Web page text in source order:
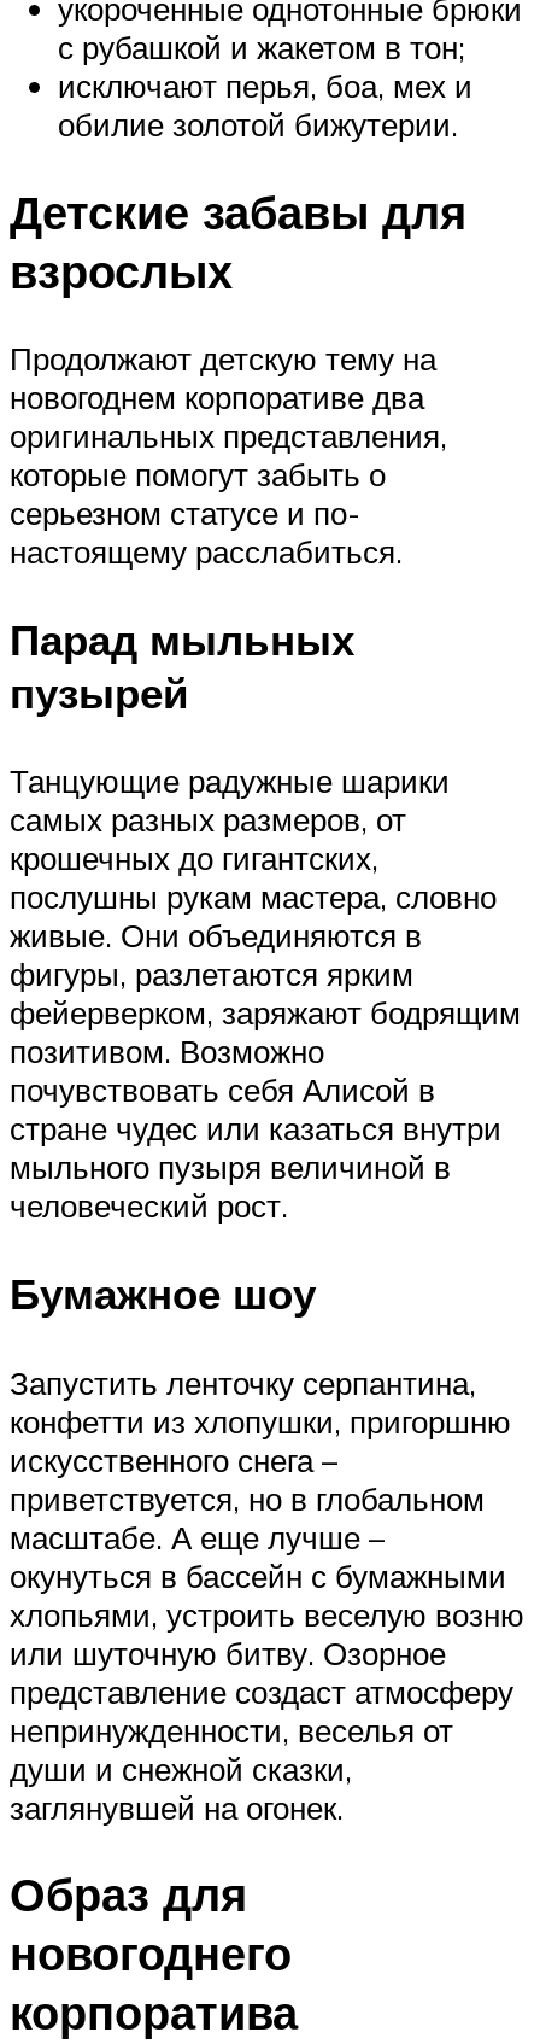
укороченные однотонные брюки
с рубашкой и жакетом в тон;
исключают перья, боа, мех и
обилие золотой бижутерии.
Детские забавы для
взрослых
Продолжают детскую тему на
новогоднем корпоративе два
оригинальных представления,
которые помогут забыть о
серьезном статусе и по-
настоящему расслабиться.
Парад мыльных
пузырей
Танцующие радужные шарики
самых разных размеров, от
крошечных до гигантских,
послушны рукам мастера, словно
живые. Они объединяются в
фигуры, разлетаются ярким
фейерверком, заряжают бодрящим
позитивом. Возможно
почувствовать себя Алисой в
стране чудес или казаться внутри
мыльного пузыря величиной в
человеческий рост.
Бумажное шоу
Запустить ленточку серпантина,
конфетти из хлопушки, пригоршню
искусственного снега –
приветствуется, но в глобальном
масштабе. А еще лучше –
окунуться в бассейн с бумажными
хлопьями, устроить веселую возню
или шуточную битву. Озорное
представление создаст атмосферу
непринужденности, веселья от
души и снежной сказки,
заглянувшей на огонек.
Образ для
новогоднего
корпоратива